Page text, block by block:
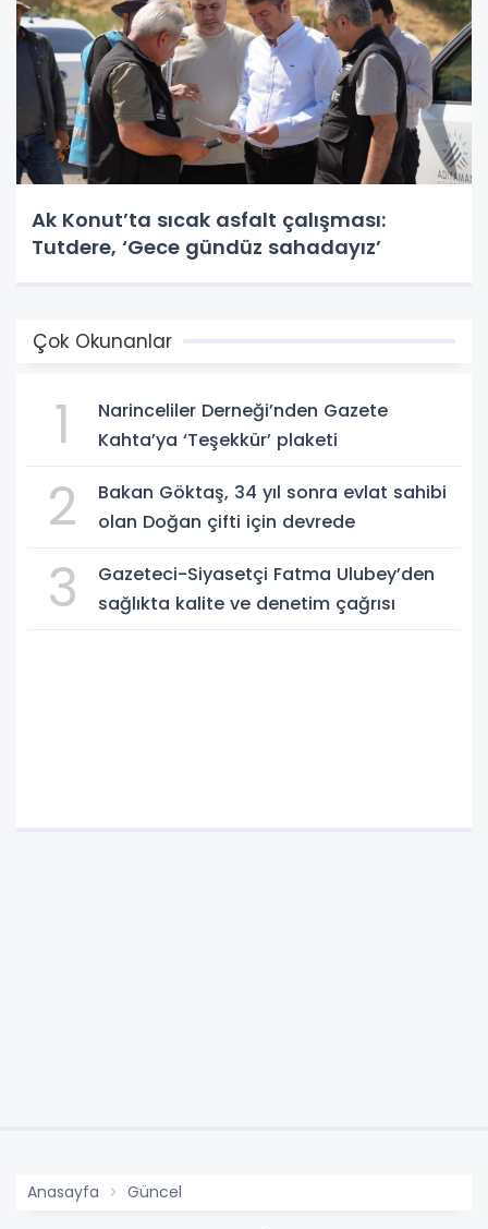
Ak Konut’ta sıcak asfalt çalışması:
Tutdere, ‘Gece gündüz sahadayız’
Çok Okunanlar
1
Narinceliler Derneği’nden Gazete
Kahta’ya ‘Teşekkür’ plaketi
2
Bakan Göktaş, 34 yıl sonra evlat sahibi
olan Doğan çifti için devrede
3
Gazeteci-Siyasetçi Fatma Ulubey’den
sağlıkta kalite ve denetim çağrısı
Anasayfa Güncel